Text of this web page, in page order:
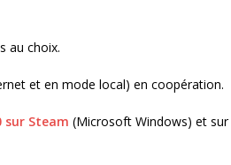
au choix.
et en mode local) en coopération.
Steam (Microsoft Windows) et sur